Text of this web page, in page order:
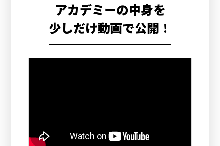
アカデミーの中身を
少しだけ動画で公開！